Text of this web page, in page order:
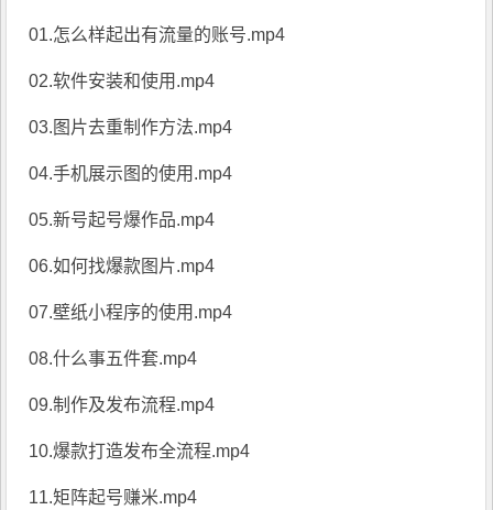
01.怎么样起出有流量的账号.mp4
02.软件安装和使用.mp4
03.图片去重制作方法.mp4
04.手机展示图的使用.mp4
05.新号起号爆作品.mp4
06.如何找爆款图片.mp4
07.壁纸小程序的使用.mp4
08.什么事五件套.mp4
09.制作及发布流程.mp4
10.爆款打造发布全流程.mp4
11.矩阵起号赚米.mp4